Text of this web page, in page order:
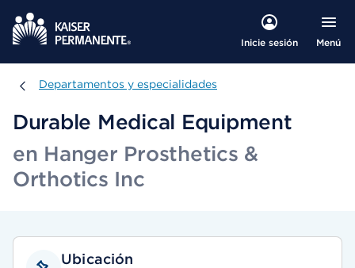
Inicie sesión Menú
Departamentos y especialidades
Departamentos y especialidades
Durable Medical Equipment
en Hanger Prosthetics &
Orthotics Inc
Ubicación